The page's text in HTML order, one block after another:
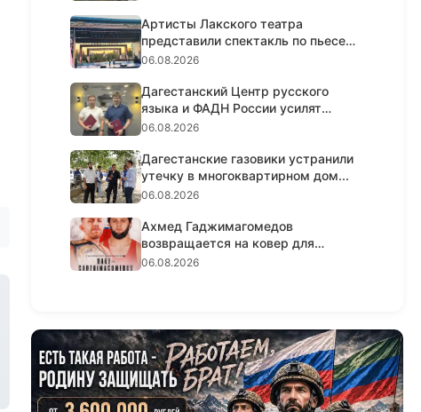
Артисты Лакского театра
представили спектакль по пьесе
Шексп...
06.08.2026
Дагестанский Центр русского
языка и ФАДН России усилят
работ...
06.08.2026
Дагестанские газовики устранили
утечку в многоквартирном дом...
06.08.2026
Ахмед Гаджимагомедов
возвращается на ковер для
титульного ре...
06.08.2026